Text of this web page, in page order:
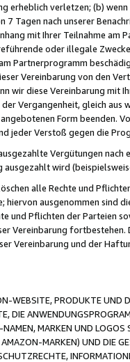
erheblich verletzen; (b)
Tagen nach unserer
mit Ihrer Teilnahme am
oder illegale
Partnerprogramm
Vereinbarung von den
wir diese Vereinbarung mit
Vergangenheit, gleich
Form beenden.
jeder Verstoß gegen die
Vergütungen
wird
alle Rechte und
ausgenommen sind
und Pflichten der Parteien
Vereinbarung
Vereinbarung und der
WEBSITE, PRODUKTE UND
DIE
MARKEN UND
MARKEN) UND DIE